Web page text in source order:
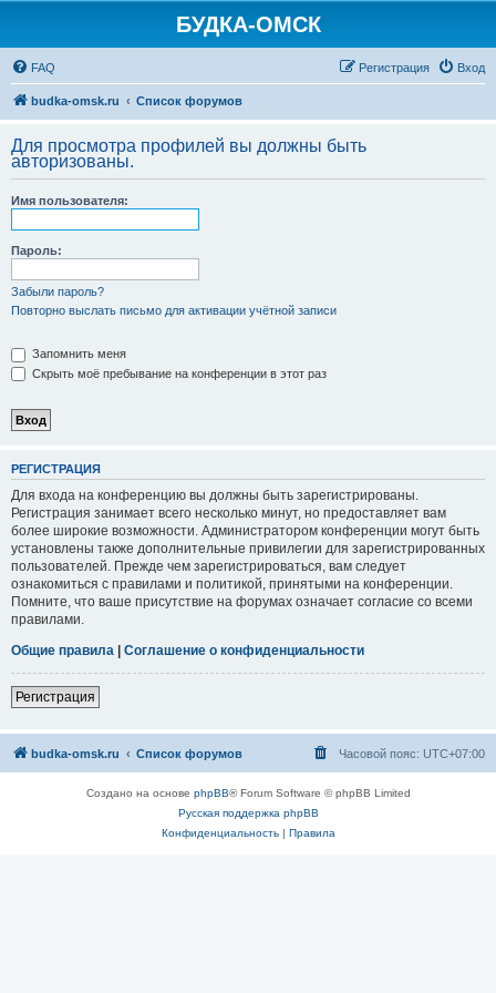
БУДКА-ОМСК
FAQ Вход
Регистрация
budka-omsk.ru Список форумов
Для просмотра профилей вы должны быть
авторизованы.
Имя пользователя:
Пароль:
Забыли пароль?
Повторно выслать письмо для активации учётной записи
Запомнить меня
Скрыть моё пребывание на конференции в этот раз
РЕГИСТРАЦИЯ
Для входа на конференцию вы должны быть зарегистрированы.
Регистрация занимает всего несколько минут, но предоставляет вам
более широкие возможности. Администратором конференции могут быть
установлены также дополнительные привилегии для зарегистрированных
пользователей. Прежде чем зарегистрироваться, вам следует
ознакомиться с правилами и политикой, принятыми на конференции.
Помните, что ваше присутствие на форумах означает согласие со всеми
правилами.
Общие правила | Соглашение о конфиденциальности
Регистрация
budka-omsk.ru Список форумов Часовой пояс: UTC+07:00
Создано на основе phpBB® Forum Software © phpBB Limited
Русская поддержка phpBB
Конфиденциальность| Правила